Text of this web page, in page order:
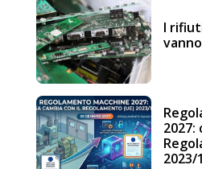
I
2027:
2023/